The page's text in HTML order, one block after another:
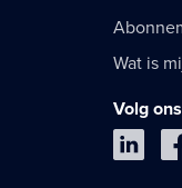
Wat is
Volg ons